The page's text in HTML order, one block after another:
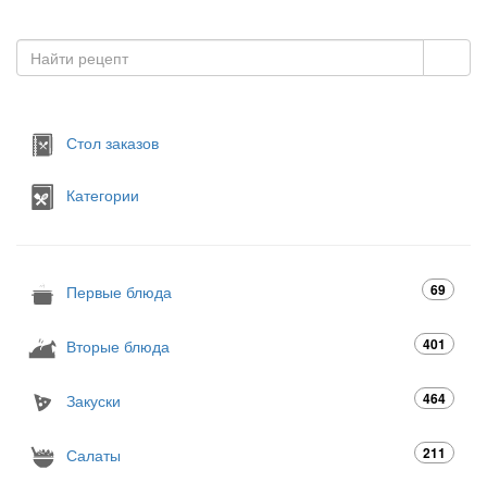
Стол заказов
Категории
Первые блюда 69
Вторые блюда 401
Закуски 464
Салаты 211